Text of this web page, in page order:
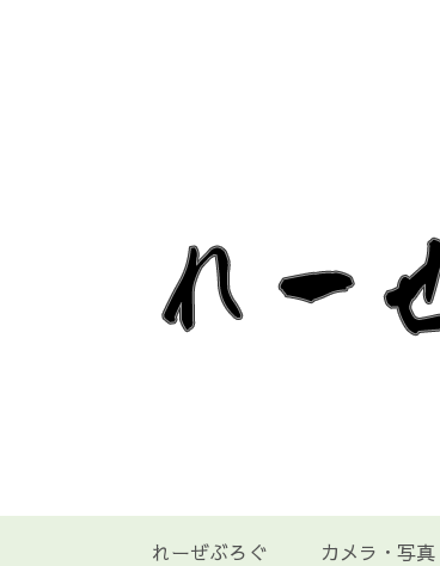
れーぜぶろぐ カメラ・写真